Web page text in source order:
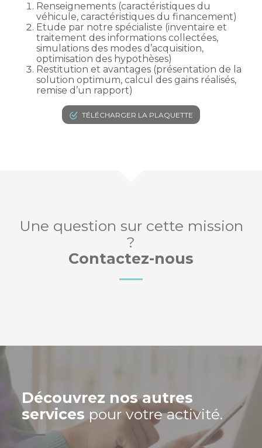
Renseignements (caractéristiques du
véhicule, caractéristiques du financement)
Etude par notre spécialiste (inventaire et
traitement des informations collectées,
simulations des modes d’acquisition,
optimisation des hypothèses)
Restitution et avantages (présentation de la
solution optimum, calcul des gains réalisés,
remise d’un rapport)
TÉLÉCHARGER LA PLAQUETTE
Une question sur cette mission
?
Contactez-nous
Découvrez nos autres
services pour votre activité.